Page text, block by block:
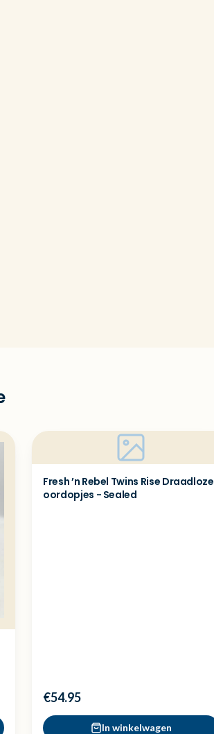
Fresh ’n Rebel Twins Rise Draadloze
oordopjes - Sealed
€54.95
In winkelwagen